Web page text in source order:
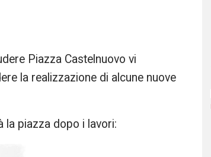
Piazza Castelnuovo vi
la realizzazione di alcune nuove
la piazza dopo i lavori: